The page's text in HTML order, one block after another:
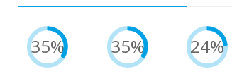
35% 35% 24%